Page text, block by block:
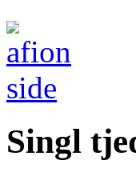
Singl